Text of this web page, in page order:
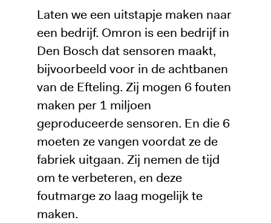
Laten we een uitstapje maken naar
een bedrijf. Omron is een bedrijf in
Den Bosch dat sensoren maakt,
bijvoorbeeld voor in de achtbanen
van de Efteling. Zij mogen 6 fouten
maken per 1 miljoen
geproduceerde sensoren. En die 6
moeten ze vangen voordat ze de
fabriek uitgaan. Zij nemen de tijd
om te verbeteren, en deze
foutmarge zo laag mogelijk te
maken.